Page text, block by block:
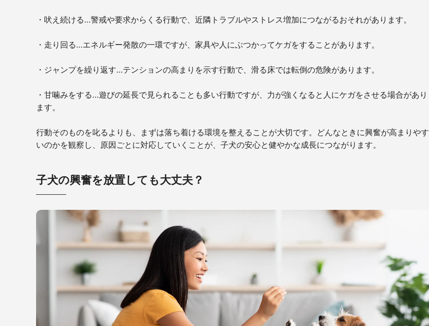
・吠え続ける…警戒や要求からくる行動で、近隣トラブルやストレス増加につながるおそれがあります。
・走り回る…エネルギー発散の一環ですが、家具や人にぶつかってケガをすることがあります。
・ジャンプを繰り返す…テンションの高まりを示す行動で、滑る床では転倒の危険があります。
・甘噛みをする…遊びの延長で見られることも多い行動ですが、力が強くなると人にケガをさせる場合があり
ます。
行動そのものを叱るよりも、まずは落ち着ける環境を整えることが大切です。どんなときに興奮が高まりやす
いのかを観察し、原因ごとに対応していくことが、子犬の安心と健やかな成長につながります。
子犬の興奮を放置しても大丈夫？